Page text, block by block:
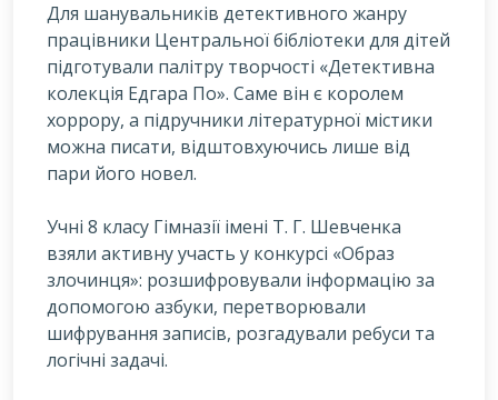
Для шанувальників детективного жанру
працівники Центральної бібліотеки для дітей
підготували палітру творчості «Детективна
колекція Едгара По». Саме він є королем
хоррору, а підручники літературної містики
можна писати, відштовхуючись лише від
пари його новел.
Учні 8 класу Гімназії імені Т. Г. Шевченка
взяли активну участь у конкурсі «Образ
злочинця»: розшифровували інформацію за
допомогою азбуки, перетворювали
шифрування записів, розгадували ребуси та
логічні задачі.